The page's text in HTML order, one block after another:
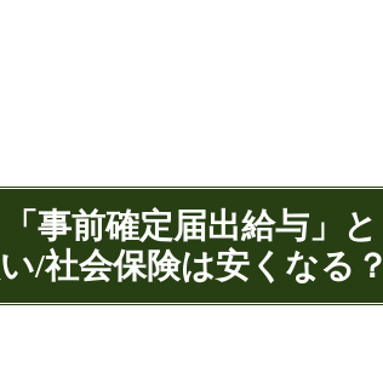
事前確定届出給与」と
/社会保険は安くなる？